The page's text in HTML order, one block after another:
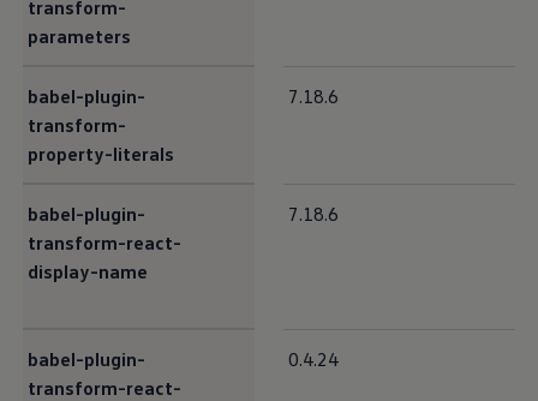
transform-
parameters
babel-plugin-
transform-
property-literals
7.18.6
babel-plugin-
transform-react-
display-name
7.18.6
babel-plugin-
transform-react-
0.4.24